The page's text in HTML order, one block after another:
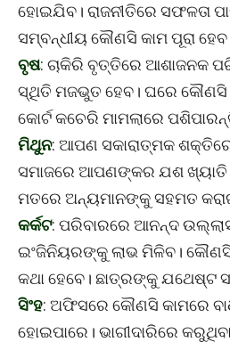
ହୋଇଯିବ। ରାଜନୀତିରେ ସଫଳତା
ସମ୍ବନ୍ଧୀୟ କୌଣସି କାମ ପୂରା
ବୃଷ: ଚାକିରି ବୃତ୍ତିରେ ଆଶାଜନକ
ସ୍ଥିତି ମଜଭୁତ ହେବ। ଘରେ କୌଣସି
କୋର୍ଟ କଚେରି ମାମଲାରେ
ମିଥୁନ: ଆପଣ ସକାରାତ୍ମକ
ସମାଜରେ ଆପଣଙ୍କର ଯଶ ଖ୍ୟାତି
ମତରେ ଅନ୍ୟମାନଙ୍କୁ ସହମତ
କର୍କଟ: ପରିବାରରେ ଆନନ୍ଦ
ଇଂଜିନିୟରଙ୍କୁ ଲାଭ ମିଳିବ।
କଥା ହେବେ। ଛାତ୍ରଙ୍କୁ ଯଥେଷ୍ଟ
ସିଂହ: ଅଫିସରେ କୌଣସି କାମରେ
ହୋଇପାରେ। ଭାଗୀଦାରିରେ